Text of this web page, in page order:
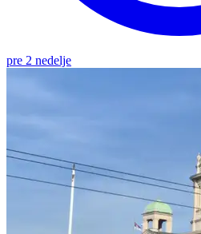
pre 2 nedelje